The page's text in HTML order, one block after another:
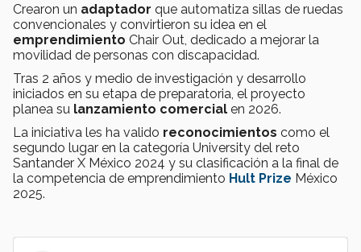
Crearon un adaptador que automatiza sillas de ruedas
convencionales y convirtieron su idea en el
emprendimiento Chair Out, dedicado a mejorar la
movilidad de personas con discapacidad.
Tras 2 años y medio de investigación y desarrollo
iniciados en su etapa de preparatoria, el proyecto
planea su lanzamiento comercial en 2026.
La iniciativa les ha valido reconocimientos como el
segundo lugar en la categoría University del reto
Santander X México 2024 y su clasificación a la final de
la competencia de emprendimiento Hult Prize México
2025.